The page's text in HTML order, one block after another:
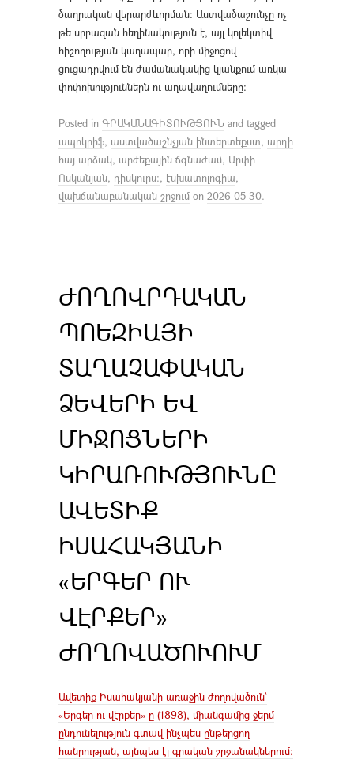
ծաղրական վերարժևորման։ Աստվածաշունչը ոչ
թե սրբազան հեղինակություն է, այլ կոլեկտիվ
հիշողության կաղապար, որի միջոցով
ցուցադրվում են ժամանակակից կյանքում առկա
փոփոխություններն ու աղավաղումները։
Posted in ԳՐԱԿԱՆԱԳԻՏՈՒԹՅՈՒՆ and tagged
ապոկրիֆ, աստվածաշնչյան ինտերտեքստ, արդի
հայ արձակ, արժեքային ճգնաժամ, Արփի
Ոսկանյան, դիսկուրս:, էսխատոլոգիա,
վախճանաբանական շրջում on 2026-05-30.
ԺՈՂՈՎՐԴԱԿԱՆ
ՊՈԵԶԻԱՅԻ
ՏԱՂԱՉԱՓԱԿԱՆ
ՁԵՎԵՐԻ ԵՎ
ՄԻՋՈՑՆԵՐԻ
ԿԻՐԱՌՈՒԹՅՈՒՆԸ
ԱՎԵՏԻՔ
ԻՍԱՀԱԿՅԱՆԻ
«ԵՐԳԵՐ ՈՒ
ՎԷՐՔԵՐ»
ԺՈՂՈՎԱԾՈՒՈՒՄ
Ավետիք Իսահակյանի առաջին ժողովածուն՝
«Երգեր ու վէրքեր»-ը (1898), միանգամից ջերմ
ընդունելություն գտավ ինչպես ընթերցող
հանրության, այնպես էլ գրական շրջանակներում։